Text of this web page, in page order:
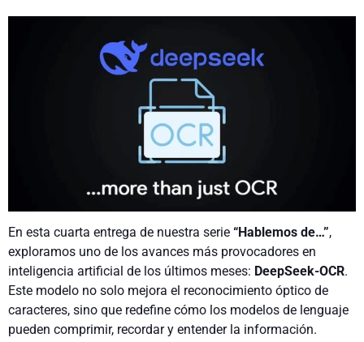
En esta cuarta entrega de nuestra serie “Hablemos de…”,
exploramos uno de los avances más provocadores en
inteligencia artificial de los últimos meses: DeepSeek-OCR.
Este modelo no solo mejora el reconocimiento óptico de
caracteres, sino que redefine cómo los modelos de lenguaje
pueden comprimir, recordar y entender la información.